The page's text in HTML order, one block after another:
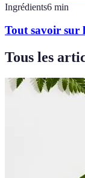
Ingrédients6 min
Tout savoir sur
Tous les